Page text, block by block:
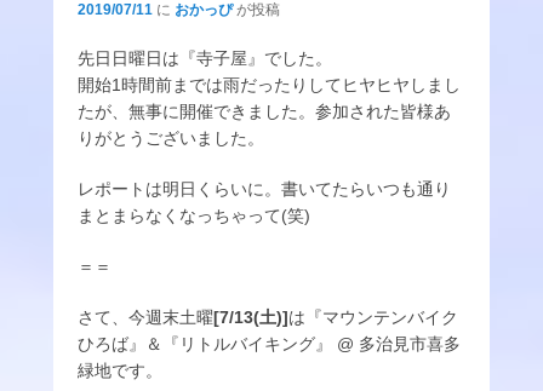
ン
2019/07/11 に おかっぴ が投稿
先日日曜日は『寺子屋』でした。
開始1時間前までは雨だったりしてヒヤヒヤしまし
たが、無事に開催できました。参加された皆様あ
りがとうございました。
レポートは明日くらいに。書いてたらいつも通り
まとまらなくなっちゃって(笑)
＝＝
さて、今週末土曜[7/13(土)]は『マウンテンバイク
ひろば』＆『リトルバイキング』 @ 多治見市喜多
緑地です。